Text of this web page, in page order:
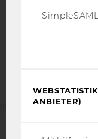
SimpleSAML
ANBIETER)